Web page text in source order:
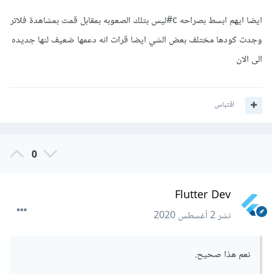
ايضا ايهم ابسط بصراحه c#ليس بتلك الصعوبه بمقابل قمت بمشاهدة فلاتر
وجدت كودها مختلف بعض الشي ايضا قرات انه دعمها ضعيف لنها جديده
الى الان
اقتباس
0
Flutter Dev
نشر2 أغسطس 2020
نعم هذا صحيح.